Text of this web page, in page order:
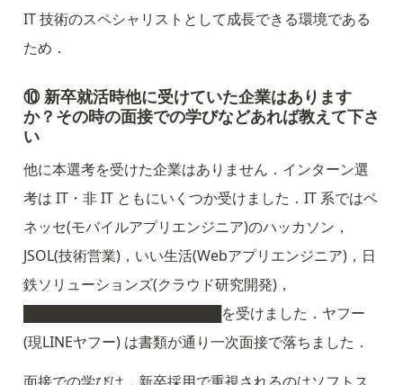
IT 技術のスペシャリストとして成長できる環境である
ため．
⑩ 新卒就活時他に受けていた企業はあります
か？その時の面接での学びなどあれば教えて下さ
い
他に本選考を受けた企業はありません．インターン選
考は IT・非 IT ともにいくつか受けました．IT 系ではベ
ネッセ(モバイルアプリエンジニア)のハッカソン，
JSOL(技術営業)，いい生活(Webアプリエンジニア)，日
鉄ソリューションズ(クラウド研究開発)，
████████████████████を受けました．ヤフー
(現LINEヤフー) は書類が通り一次面接で落ちました．